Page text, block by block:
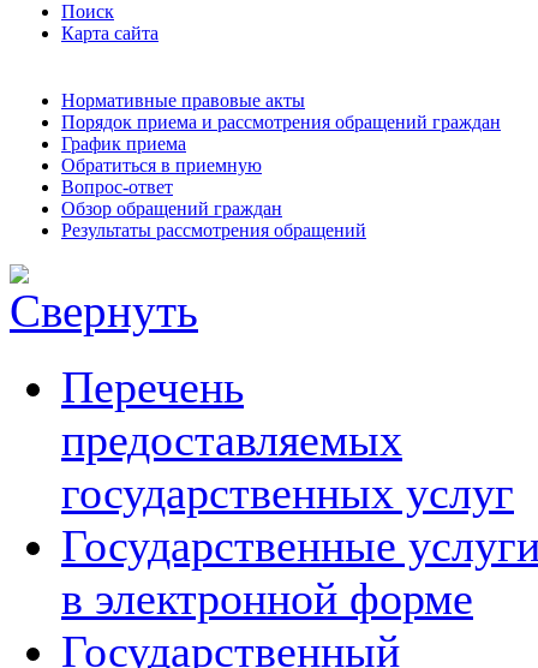
Поиск
Карта сайта
Нормативные правовые акты
Порядок приема и рассмотрения обращений граждан
График приема
Обратиться в приемную
Вопрос-ответ
Обзор обращений граждан
Результаты рассмотрения обращений
Перечень
предоставляемых
государственных услуг
Государственные
в электронной форме
Государственный